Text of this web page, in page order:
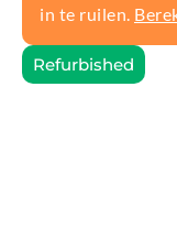
in te ruilen.
Refurbished